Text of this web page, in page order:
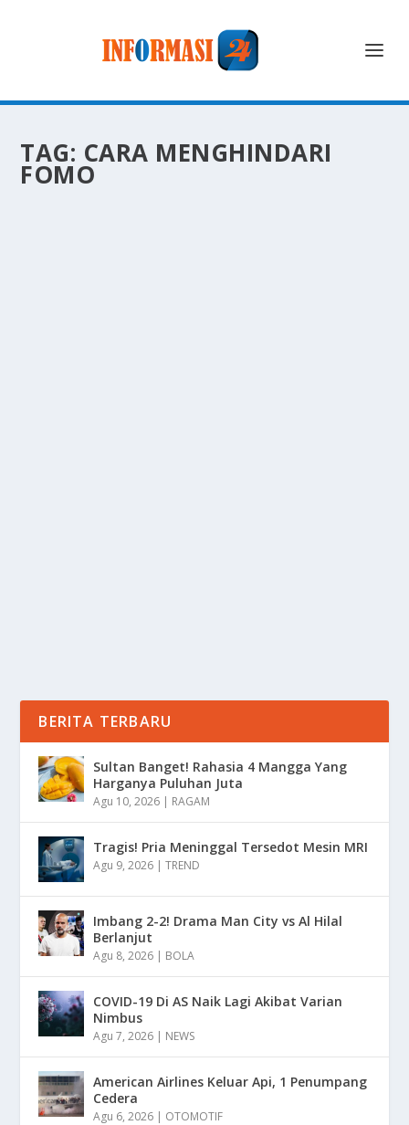
TAG: CARA MENGHINDARI
FOMO
BERITA TERBARU
Sultan Banget! Rahasia 4 Mangga Yang
Harganya Puluhan Juta
Agu 10, 2026 | RAGAM
Tragis! Pria Meninggal Tersedot Mesin MRI
Agu 9, 2026 |TREND
Imbang 2-2! Drama Man City vs Al Hilal
Berlanjut
Agu 8, 2026 | BOLA
COVID-19 Di AS Naik Lagi Akibat Varian
Nimbus
Agu 7, 2026 | NEWS
American Airlines Keluar Api, 1 Penumpang
Cedera
Agu 6, 2026 | OTOMOTIF